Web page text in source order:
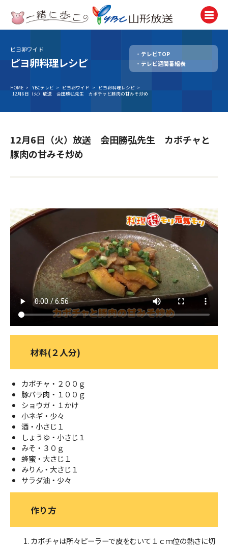
テレビ
TV
ラジオ
Radio
アナウンサー
Announcer
ＹＢＣオンデマンド
やまがた情熱市場
ピヨ卵ワイド
ピヨ卵料理レシピ
テレビTOP
テレビ週間番組表
HOME > YBCテレビ > ピヨ卵ワイド > ピヨ卵料理レシピ >
12月6日（火）放送 会田勝弘先生 カボチャと豚肉の甘みそ炒め
12月6日（火）放送 会田勝弘先生 カボチャと
豚肉の甘みそ炒め
材料(２人分)
カボチャ・２００ｇ
豚バラ肉・１００ｇ
ショウガ・１かけ
小ネギ・少々
酒・小さじ１
しょうゆ・小さじ１
みそ・３０ｇ
蜂蜜・大さじ１
みりん・大さじ１
サラダ油・少々
作り方
カボチャは所々ピーラーで皮をむいて１ｃｍ位の熱さに切